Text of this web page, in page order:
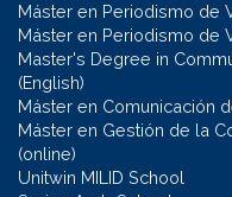
Máster en Periodismo de
Máster en Periodismo de
Master's Degree in
(English)
Máster en Comunicación
Máster en Gestión de la
(online)
Unitwin MILID School